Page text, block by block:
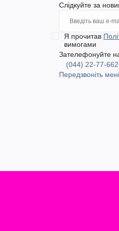
Слідкуйте за
Я прочитав
вимогами
Зателефонуйте
(044) 22-77-662
Передзвоніть мені